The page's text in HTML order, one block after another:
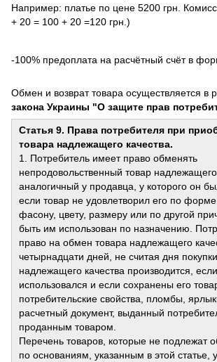
Например: платье по цене 5200 грн.
+ 20 = 100 + 20 =120 грн.)
-100% предоплата на расчётный счёт в
Обмен и возврат товара осуществляется в
закона Украины "О защите прав
Статья 9. Права потребителя при
товара надлежащего качества.
1. Потребитель имеет право обменять
непродовольственный товар надлежащего
аналогичный у продавца, у которого он
если товар не удовлетворил его по
фасону, цвету, размеру или по другой
быть им использован по назначению.
право на обмен товара надлежащего
четырнадцати дней, не считая дня
надлежащего качества производится,
использовался и если сохранены его
потребительские свойства, пломбы,
расчетный документ, выданный
проданным товаром.
Перечень товаров, которые не подлежат
по основаниям, указанным в этой статье,